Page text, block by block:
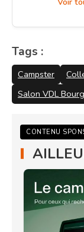
Tags :
Campster
Salon VDL
CONTENU